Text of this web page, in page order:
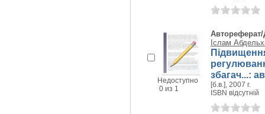
Недоступно
0 из 1
Автореферат/
Іслам
збагач...:
[б.в.], 2007 г.
ISBN відсутній